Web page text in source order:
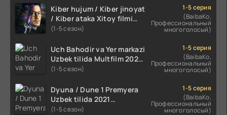
Kiber hujum / Kiber jinoyat
/ Kiber ataka Xitoy filmi
Uzbek tilida O'zbekcha
HD skachat
(1-5 сезон)
1-5 серия
(BaibaKo,
Профессиональный
многоголосый)
Uch Bahodir va Yer markazi
Uzbek tilida Multfilm 2025
tarjima HD skachat
(1-5 сезон)
1-5 серия
(BaibaKo,
Профессиональный
многоголосый)
Dyuna / Dune 1 Premyera
Uzbek tilida 2021
O'zbekcha tarjima kino HD
(1-5 сезон)
1-5 серия
(BaibaKo,
Профессиональный
многоголосый)